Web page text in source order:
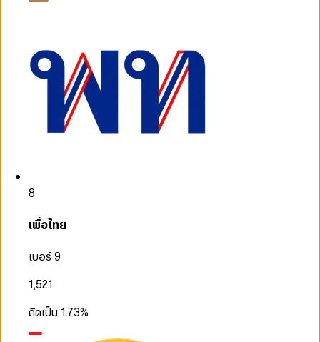
8
เพื่อไทย
เบอร์ 9
1,521
คิดเป็น 1.73%